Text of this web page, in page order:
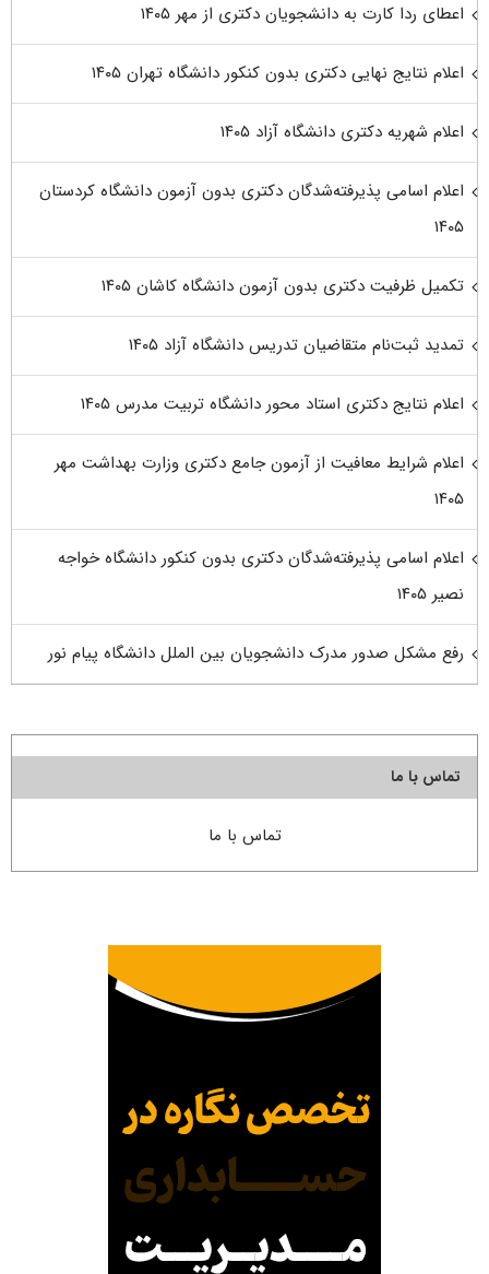
اعطای ردا کارت به دانشجویان دکتری از مهر ۱۴۰۵
اعلام نتایج نهایی دکتری بدون کنکور دانشگاه تهران ۱۴۰۵
اعلام شهریه دکتری دانشگاه آزاد ۱۴۰۵
اعلام اسامی پذیرفته‌شدگان دکتری بدون آزمون دانشگاه کردستان
۱۴۰۵
تکمیل ظرفیت دکتری بدون آزمون دانشگاه کاشان ۱۴۰۵
تمدید ثبت‌نام متقاضیان تدریس دانشگاه آزاد ۱۴۰۵
اعلام نتایج دکتری استاد محور دانشگاه تربیت مدرس ۱۴۰۵
اعلام شرایط معافیت از آزمون جامع دکتری وزارت بهداشت مهر
۱۴۰۵
اعلام اسامی پذیرفته‌شدگان دکتری بدون کنکور دانشگاه خواجه
نصیر ۱۴۰۵
رفع مشکل صدور مدرک دانشجویان بین الملل دانشگاه پیام نور
تماس با ما
تماس با ما